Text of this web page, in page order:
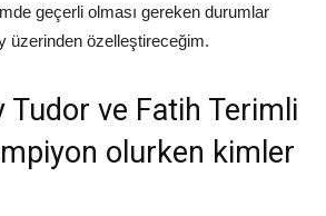
geçerli olması gereken durumlar
üzerinden özelleştireceğim.
Tudor ve Fatih Terimli
olurken kimler